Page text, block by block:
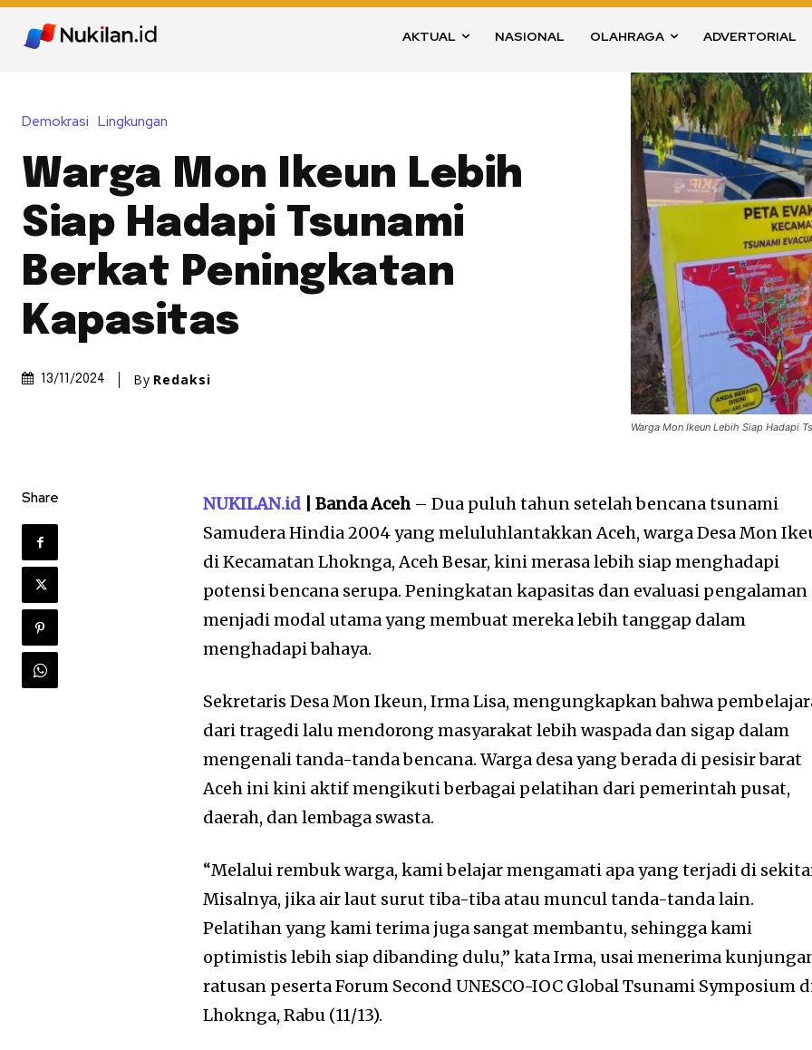
AKTUAL NASIONAL OLAHRAGA ADVERTORIAL
Demokrasi Lingkungan
Warga Mon Ikeun Lebih
Siap Hadapi Tsunami
Berkat Peningkatan
Kapasitas
13/11/2024 By Redaksi
Warga Mon Ikeun Lebih Siap Hadapi
Share NUKILAN.id | Banda Aceh – Dua puluh tahun setelah bencana tsunami
Samudera Hindia 2004 yang meluluhlantakkan Aceh, warga Desa Mon
di Kecamatan Lhoknga, Aceh Besar, kini merasa lebih siap menghadapi
potensi bencana serupa. Peningkatan kapasitas dan evaluasi pengalaman
menjadi modal utama yang membuat mereka lebih tanggap dalam
menghadapi bahaya.
Sekretaris Desa Mon Ikeun, Irma Lisa, mengungkapkan bahwa
dari tragedi lalu mendorong masyarakat lebih waspada dan sigap dalam
mengenali tanda-tanda bencana. Warga desa yang berada di pesisir barat
Aceh ini kini aktif mengikuti berbagai pelatihan dari pemerintah pusat,
daerah, dan lembaga swasta.
“Melalui rembuk warga, kami belajar mengamati apa yang terjadi di
Misalnya, jika air laut surut tiba-tiba atau muncul tanda-tanda lain.
Pelatihan yang kami terima juga sangat membantu, sehingga kami
optimistis lebih siap dibanding dulu,” kata Irma, usai menerima
ratusan peserta Forum Second UNESCO-IOC Global Tsunami Symposium
Lhoknga, Rabu (11/13).